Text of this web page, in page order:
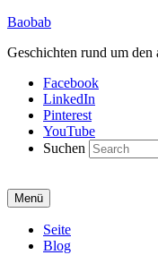
Baobab
Geschichten rund um
Facebook
LinkedIn
Pinterest
YouTube
Suchen
Menü
Primäres
Menü
Seite
Blog